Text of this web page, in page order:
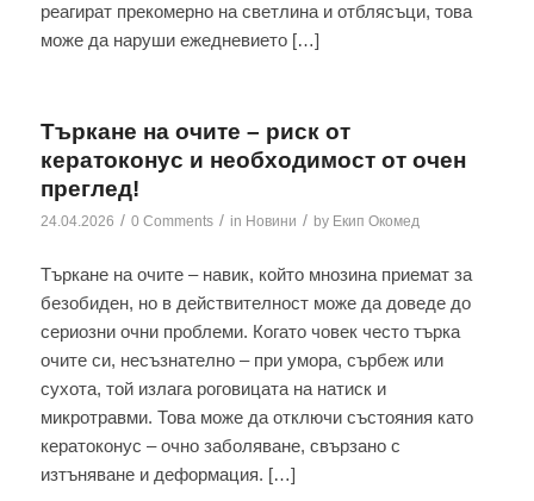
реагират прекомерно на светлина и отблясъци, това
може да наруши ежедневието […]
Търкане на очите – риск от
кератоконус и необходимост от очен
преглед!
24.04.2026 / 0 Comments / in Новини / by Екип Окомед
Търкане на очите – навик, който мнозина приемат за
безобиден, но в действителност може да доведе до
сериозни очни проблеми. Когато човек често търка
очите си, несъзнателно – при умора, сърбеж или
сухота, той излага роговицата на натиск и
микротравми. Това може да отключи състояния като
кератоконус – очно заболяване, свързано с
изтъняване и деформация. […]